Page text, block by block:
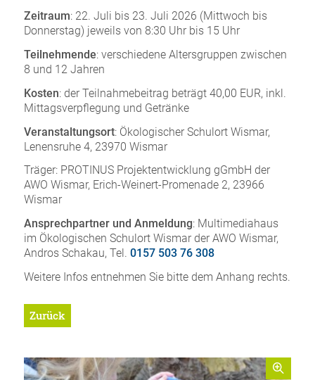
Zeitraum: 22. Juli bis 23. Juli 2026 (Mittwoch bis
Donnerstag) jeweils von 8:30 Uhr bis 15 Uhr
Teilnehmende: verschiedene Altersgruppen zwischen
8 und 12 Jahren
Kosten: der Teilnahmebeitrag beträgt 40,00 EUR, inkl.
Mittagsverpflegung und Getränke
Veranstaltungsort: Ökologischer Schulort Wismar,
Lenensruhe 4, 23970 Wismar
Träger: PROTINUS Projektentwicklung gGmbH der
AWO Wismar, Erich-Weinert-Promenade 2, 23966
Wismar
Ansprechpartner und Anmeldung: Multimediahaus
im Ökologischen Schulort Wismar der AWO Wismar,
Andros Schakau, Tel. 0157 503 76 308
Weitere Infos entnehmen Sie bitte dem Anhang rechts.
Zurück